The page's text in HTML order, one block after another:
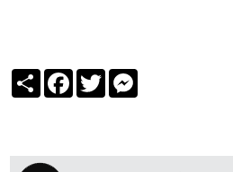
PartagerFacebook
Twitter